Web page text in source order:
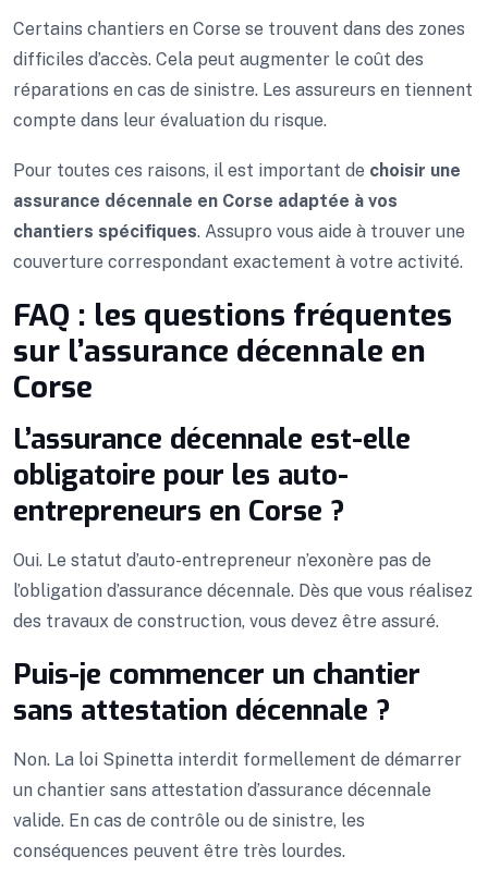
Certains chantiers en Corse se trouvent dans des zones
difficiles d’accès. Cela peut augmenter le coût des
réparations en cas de sinistre. Les assureurs en tiennent
compte dans leur évaluation du risque.
Pour toutes ces raisons, il est important de choisir une
assurance décennale en Corse adaptée à vos
chantiers spécifiques. Assupro vous aide à trouver une
couverture correspondant exactement à votre activité.
FAQ : les questions fréquentes
sur l’assurance décennale en
Corse
L’assurance décennale est-elle
obligatoire pour les auto-
entrepreneurs en Corse ?
Oui. Le statut d’auto-entrepreneur n’exonère pas de
l’obligation d’assurance décennale. Dès que vous réalisez
des travaux de construction, vous devez être assuré.
Puis-je commencer un chantier
sans attestation décennale ?
Non. La loi Spinetta interdit formellement de démarrer
un chantier sans attestation d’assurance décennale
valide. En cas de contrôle ou de sinistre, les
conséquences peuvent être très lourdes.